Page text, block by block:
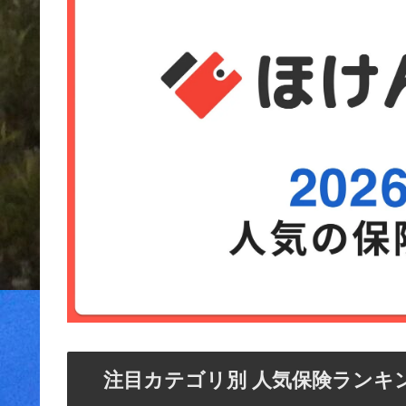
注目カテゴリ別 人気保険ランキ